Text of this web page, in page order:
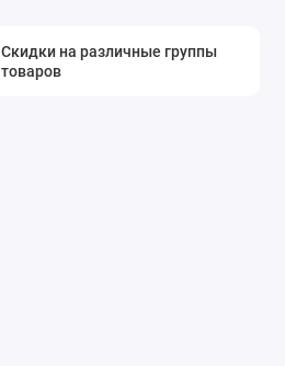
Скидки на различные группы
товаров